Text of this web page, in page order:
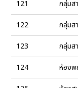
121
กลุ่มส
122
กลุ่มส
123
กลุ่มส
124
ห้องพ